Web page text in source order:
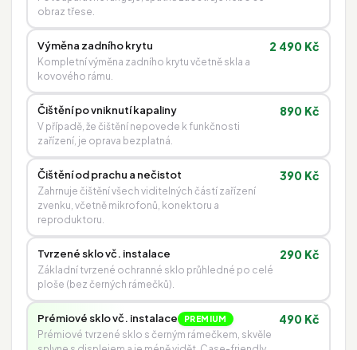
obraz třese.
Výměna zadního krytu
Kompletní výměna zadního krytu včetně skla a
kovového rámu.
2 490 Kč
Čištění po vniknutí kapaliny
V případě, že čištění nepovede k funkčnosti
zařízení, je oprava bezplatná.
890 Kč
Čištění od prachu a nečistot
Zahrnuje čištění všech viditelných částí zařízení
zvenku, včetně mikrofonů, konektoru a
reproduktoru.
390 Kč
Tvrzené sklo vč. instalace
Základní tvrzené ochranné sklo průhledné po celé
ploše (bez černých rámečků).
290 Kč
Prémiové sklo vč. instalace PREMIUM
Prémiové tvrzené sklo s černým rámečkem, skvěle
490 Kč